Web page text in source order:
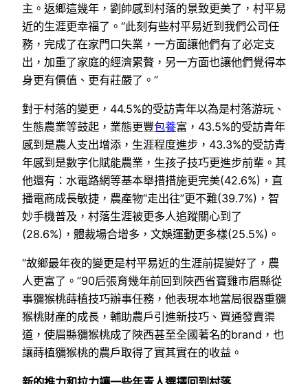
主。返鄉這幾年，劉帥感到村落的景致更美了，村平易
近的生涯更幸福了。“此刻有些村平易近到我們公司任
務，完成了在家門口失業，一方面讓他們有了必定支
出，加重了家庭的經濟累贅，另一方面也讓他們覺得本
身更有價值、更有莊嚴了。”
對于村落的變更，44.5%的受訪青年以為是村落游玩、
生態農業等鼓起，業態更豐包養富，43.5%的受訪青年
感到是農人支出增添，生涯程度進步，43.3%的受訪青
年感到是數字化賦能農業，生孩子技巧更進步前輩。其
他還有：水電路網等基本舉措措施更完美(42.6%)，直
播電商成長敏捷，農產物“走出往”更不難(39.7%)，智
妙手機普及，村落生涯被更多人追蹤關心到了
(28.6%)，體裁場合增多，文娛運動更多樣(25.5%)。
“故鄉最年夜的變更是村平易近的生涯前提變好了，農
人更富了。”90后張育幾年前回到陜西省寶雞市眉縣從
事獼猴桃蒔植技巧辦事任務，他表現本地當局很器重獼
猴桃財產的成長，輔助農戶引進新技巧、買通發賣渠
道，使眉縣獼猴桃成了陜西甚至全國著名的brand，也
讓蒔植獼猴桃的農戶取得了實其實在的收益。